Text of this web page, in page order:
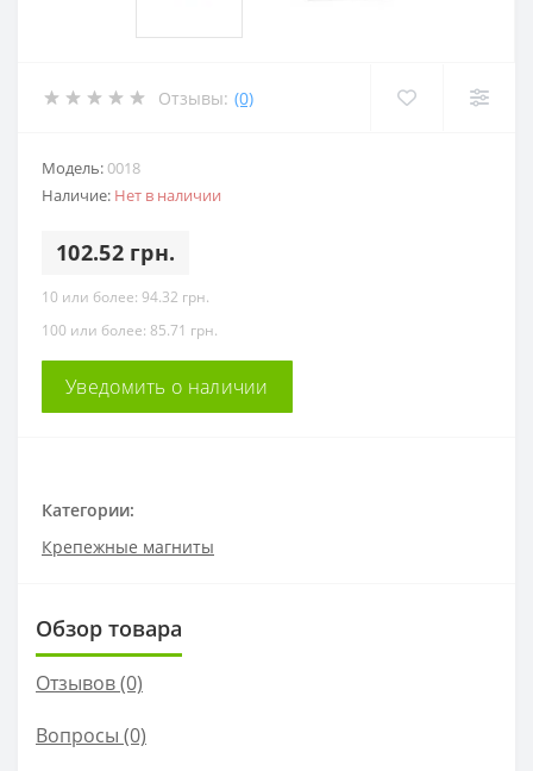
Отзывы: (0)
Модель:0018
Наличие: Нет в наличии
102.52 грн.
10 или более: 94.32 грн.
100 или более: 85.71 грн.
Уведомить о наличии
Категории:
Крепежные магниты
Обзор товара
Отзывов (0)
Вопросы (0)